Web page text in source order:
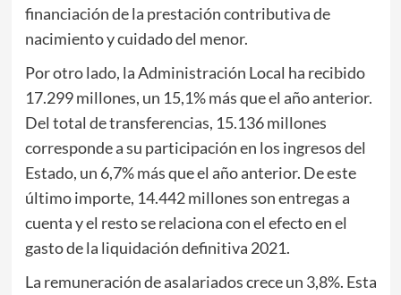
financiación de la prestación contributiva de
nacimiento y cuidado del menor.
Por otro lado, la Administración Local ha recibido
17.299 millones, un 15,1% más que el año anterior.
Del total de transferencias, 15.136 millones
corresponde a su participación en los ingresos del
Estado, un 6,7% más que el año anterior. De este
último importe, 14.442 millones son entregas a
cuenta y el resto se relaciona con el efecto en el
gasto de la liquidación definitiva 2021.
La remuneración de asalariados crece un 3,8%. Esta